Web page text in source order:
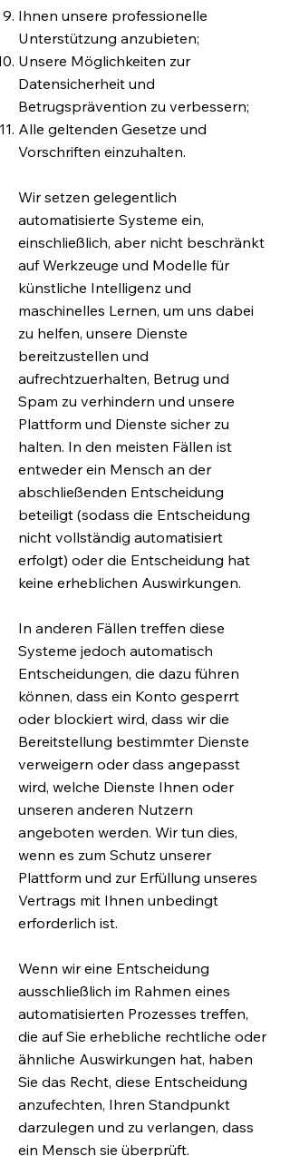
Ihnen unsere professionelle
Unterstützung anzubieten;
Unsere Möglichkeiten zur
Datensicherheit und
Betrugsprävention zu verbessern;
Alle geltenden Gesetze und
Vorschriften einzuhalten.
Wir setzen gelegentlich
automatisierte Systeme ein,
einschließlich, aber nicht beschränkt
auf Werkzeuge und Modelle für
künstliche Intelligenz und
maschinelles Lernen, um uns dabei
zu helfen, unsere Dienste
bereitzustellen und
aufrechtzuerhalten, Betrug und
Spam zu verhindern und unsere
Plattform und Dienste sicher zu
halten. In den meisten Fällen ist
entweder ein Mensch an der
abschließenden Entscheidung
beteiligt (sodass die Entscheidung
nicht vollständig automatisiert
erfolgt) oder die Entscheidung hat
keine erheblichen Auswirkungen.
In anderen Fällen treffen diese
Systeme jedoch automatisch
Entscheidungen, die dazu führen
können, dass ein Konto gesperrt
oder blockiert wird, dass wir die
Bereitstellung bestimmter Dienste
verweigern oder dass angepasst
wird, welche Dienste Ihnen oder
unseren anderen Nutzern
angeboten werden. Wir tun dies,
wenn es zum Schutz unserer
Plattform und zur Erfüllung unseres
Vertrags mit Ihnen unbedingt
erforderlich ist.
Wenn wir eine Entscheidung
ausschließlich im Rahmen eines
automatisierten Prozesses treffen,
die auf Sie erhebliche rechtliche oder
ähnliche Auswirkungen hat, haben
Sie das Recht, diese Entscheidung
anzufechten, Ihren Standpunkt
darzulegen und zu verlangen, dass
ein Mensch sie überprüft.